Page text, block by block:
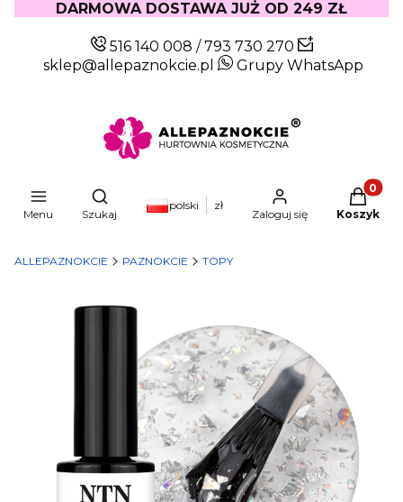
DARMOWA DOSTAWA JUŻ OD 249 ZŁ
516 140 008 /793 730 270
sklep@allepaznokcie.pl
Grupy WhatsApp
Menu
Otwórz wyszukiwarkę
Szukaj
polski zł
Zaloguj się Koszyk
ALLEPAZNOKCIE PAZNOKCIE TOPY